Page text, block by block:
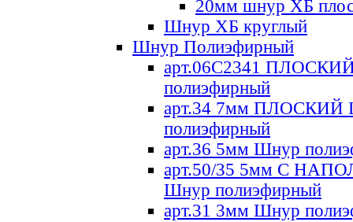
20мм шнур ХБ
Шнур ХБ круглый
Шнур Полиэфирный
арт.06С2341
полиэфирный
арт.34 7мм ПЛОСКИЙ
полиэфирный
арт.36 5мм Шнур
арт.50/35 5мм С
Шнур полиэфирный
арт.31 3мм Шнур